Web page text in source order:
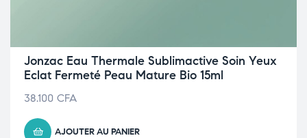
Jonzac Eau Thermale Sublimactive Soin Yeux
Eclat Fermeté Peau Mature Bio 15ml
38.100 CFA
AJOUTER AU PANIER